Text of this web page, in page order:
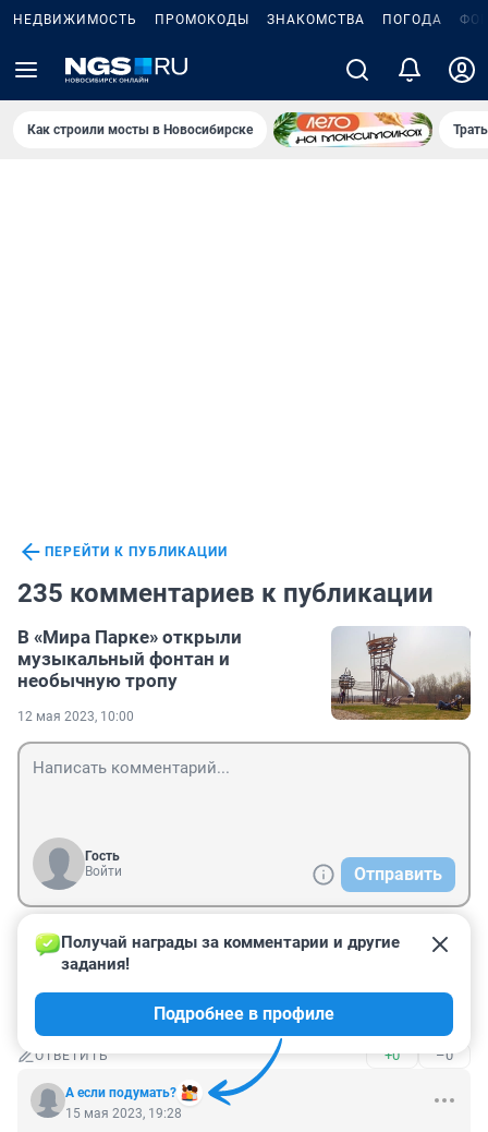
НЕДВИЖИМОСТЬ ПРОМОКОДЫ ЗНАКОМСТВА ПОГОДА
Как строили мосты в Новосибирске
ПЕРЕЙТИ К ПУБЛИКАЦИИ
235 комментариев к публикации
В «Мира Парке» открыли
музыкальный фонтан и
необычную тропу
12 мая 2023, 10:00
Гость
Войти
Отправить
Гость
2 июня 2023, 16:23
Самый шикарный парк это Галицкий в Краснодаре и
он бесплатный, а эти парки так одно название.
ОТВЕТИТЬ +0 –0
А если подумать?
Получай награды за комментарии и другие
задания!
Подробнее в профиле
15 мая 2023, 19:28